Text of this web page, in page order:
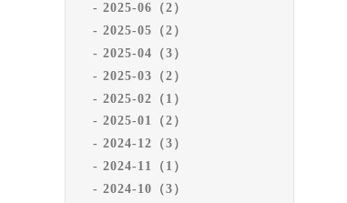
2025-06（2）
2025-05（2）
2025-04（3）
2025-03（2）
2025-02（1）
2025-01（2）
2024-12（3）
2024-11（1）
2024-10（3）